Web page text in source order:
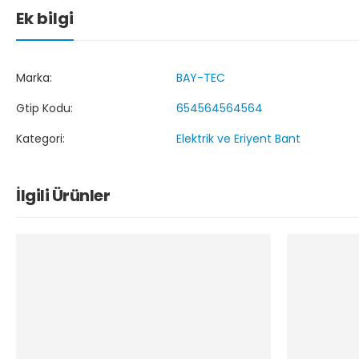
Ek bilgi
Marka:
BAY-TEC
Gtip Kodu:
654564564564
Kategori:
Elektrik ve Eriyent Bant
İlgili Ürünler